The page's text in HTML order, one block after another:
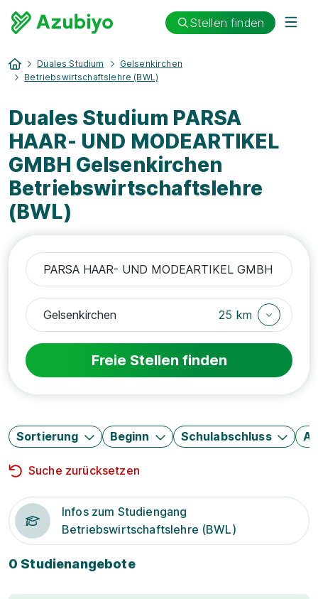
Stellen finden
Duales Studium
Gelsenkirchen
Betriebswirtschaftslehre (BWL)
Duales Studium PARSA
HAAR- UND MODEARTIKEL
GMBH Gelsenkirchen
Betriebswirtschaftslehre
(BWL)
25 km
Freie Stellen finden
Sortierung Beginn Schulabschluss
Suche zurücksetzen
Infos zum Studiengang
Betriebswirtschaftslehre (BWL)
0 Studienangebote